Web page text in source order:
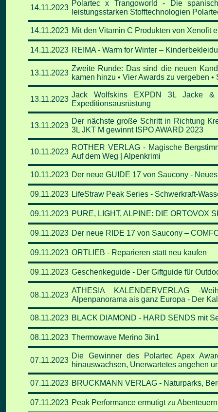
14.11.2023
Polartec x Trangoworld - Die
leistungsstarken Stofftechnologien
14.11.2023 Mit den Vitamin C Produkten von Xenofit
14.11.2023 REIMA - Warm for Winter –
13.11.2023
Zweite Runde: Das sind die neuen
kamen hinzu • Vier Awards zu vergeben
13.11.2023
Jack Wolfskins EXPDN 3L Jacke
Expeditionsausrüstung
13.11.2023
Der nächste große Schritt in Richtung
3L JKT M gewinnt ISPO AWARD 2023
10.11.2023
ROTHER VERLAG - Magische
Auf dem Weg | Alpenkrimi
10.11.2023 Der neue GUIDE 17 von Saucony -
09.11.2023 LifeStraw Peak Series - Schwerkraft-
09.11.2023 PURE, LIGHT, ALPINE: DIE ORTOVOX
09.11.2023 Der neue RIDE 17 von Saucony –
09.11.2023 ORTLIEB - Reparieren statt neu kaufen
09.11.2023 Geschenkeguide - Der Giftguide für
08.11.2023
ATHESIA KALENDERVERLAG -
Alpenpanorama ais ganz Europa - Der
08.11.2023 BLACK DIAMOND - HARD SENDS mit
08.11.2023 Thermowave Merino 3in1
07.11.2023
Die Gewinner des Polartec Apex
hinauswachsen, Unerwartetes angehen
07.11.2023 BRUCKMANN VERLAG - Naturparks,
07.11.2023 Peak Performance ermutigt zu